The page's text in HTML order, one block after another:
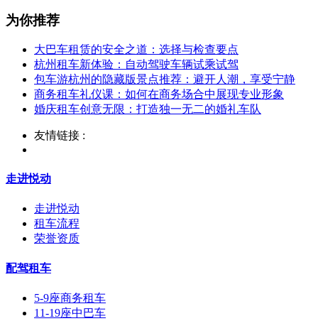
为你推荐
大巴车租赁的安全之道：选择与检查要点
杭州租车新体验：自动驾驶车辆试乘试驾
包车游杭州的隐藏版景点推荐：避开人潮，享受宁静
商务租车礼仪课：如何在商务场合中展现专业形象
婚庆租车创意无限：打造独一无二的婚礼车队
友情链接 :
走进悦动
走进悦动
租车流程
荣誉资质
配驾租车
5-9座商务租车
11-19座中巴车